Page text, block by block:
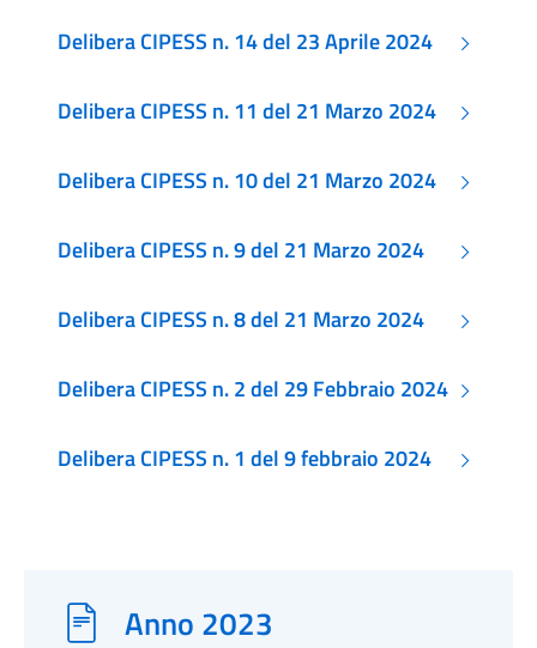
Delibera CIPESS n. 14 del 23 Aprile 2024
Delibera CIPESS n. 11 del 21 Marzo 2024
Delibera CIPESS n. 10 del 21 Marzo 2024
Delibera CIPESS n. 9 del 21 Marzo 2024
Delibera CIPESS n. 8 del 21 Marzo 2024
Delibera CIPESS n. 2 del 29 Febbraio 2024
Delibera CIPESS n. 1 del 9 febbraio 2024
Anno 2023